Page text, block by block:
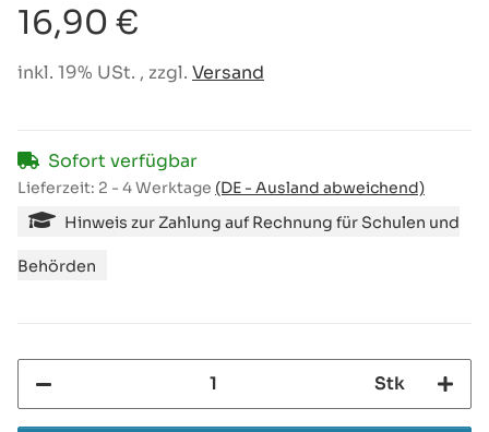
16,90 €
inkl. 19% USt. , zzgl. Versand
Sofort verfügbar
Lieferzeit: 2 - 4 Werktage (DE - Ausland abweichend)
Hinweis zur Zahlung auf Rechnung für Schulen und
Behörden
Stk